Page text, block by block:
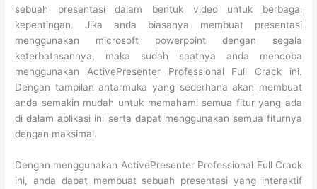
sebuah presentasi dalam bentuk video untuk berbagai
kepentingan. Jika anda biasanya membuat presentasi
menggunakan microsoft powerpoint dengan segala
keterbatasannya, maka sudah saatnya anda mencoba
menggunakan ActivePresenter Professional Full Crack ini.
Dengan tampilan antarmuka yang sederhana akan membuat
anda semakin mudah untuk memahami semua fitur yang ada
di dalam aplikasi ini serta dapat menggunakan semua fiturnya
dengan maksimal.
Dengan menggunakan ActivePresenter Professional Full Crack
ini, anda dapat membuat sebuah presentasi yang interaktif